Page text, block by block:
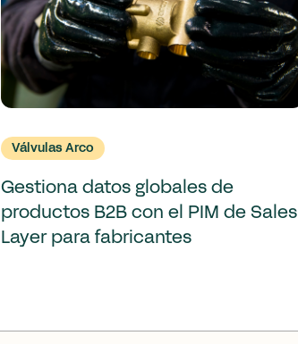
Válvulas Arco
Gestiona datos globales de
productos B2B con el PIM de Sales
Layer para fabricantes